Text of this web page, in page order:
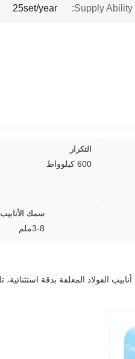
Supply Ability:
25set/year
التكرار
600 كيلوواط
سمك الأنابيب
3-8ملم